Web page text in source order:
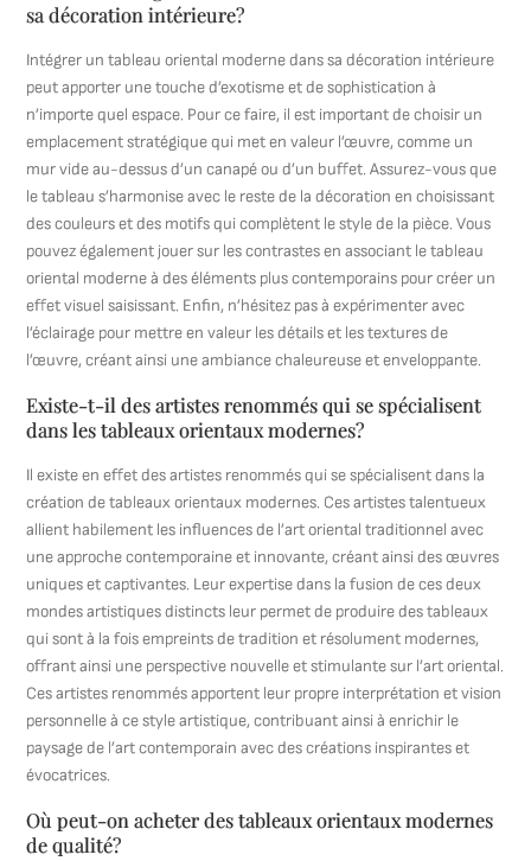
sa décoration intérieure?
Intégrer un tableau oriental moderne dans sa décoration intérieure
peut apporter une touche d’exotisme et de sophistication à
n’importe quel espace. Pour ce faire, il est important de choisir un
emplacement stratégique qui met en valeur l’œuvre, comme un
mur vide au-dessus d’un canapé ou d’un buffet. Assurez-vous que
le tableau s’harmonise avec le reste de la décoration en choisissant
des couleurs et des motifs qui complètent le style de la pièce. Vous
pouvez également jouer sur les contrastes en associant le tableau
oriental moderne à des éléments plus contemporains pour créer un
effet visuel saisissant. Enfin, n’hésitez pas à expérimenter avec
l’éclairage pour mettre en valeur les détails et les textures de
l’œuvre, créant ainsi une ambiance chaleureuse et enveloppante.
Existe-t-il des artistes renommés qui se spécialisent
dans les tableaux orientaux modernes?
Il existe en effet des artistes renommés qui se spécialisent dans la
création de tableaux orientaux modernes. Ces artistes talentueux
allient habilement les influences de l’art oriental traditionnel avec
une approche contemporaine et innovante, créant ainsi des œuvres
uniques et captivantes. Leur expertise dans la fusion de ces deux
mondes artistiques distincts leur permet de produire des tableaux
qui sont à la fois empreints de tradition et résolument modernes,
offrant ainsi une perspective nouvelle et stimulante sur l’art oriental.
Ces artistes renommés apportent leur propre interprétation et vision
personnelle à ce style artistique, contribuant ainsi à enrichir le
paysage de l’art contemporain avec des créations inspirantes et
évocatrices.
Où peut-on acheter des tableaux orientaux modernes
de qualité?